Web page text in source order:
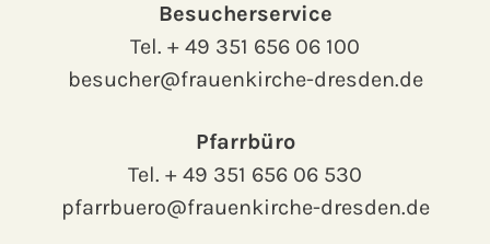
Besucherservice
Tel. + 49 351 656 06 100
besucher@frauenkirche-dresden.de
Pfarrbüro
Tel. + 49 351 656 06 530
pfarrbuero@frauenkirche-dresden.de